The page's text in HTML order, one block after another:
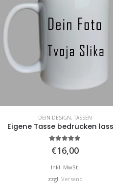
DEIN DESIGN, TASSEN
Eigene Tasse bedrucken
€16,00
Inkl. MwSt.
zzgl. Versand